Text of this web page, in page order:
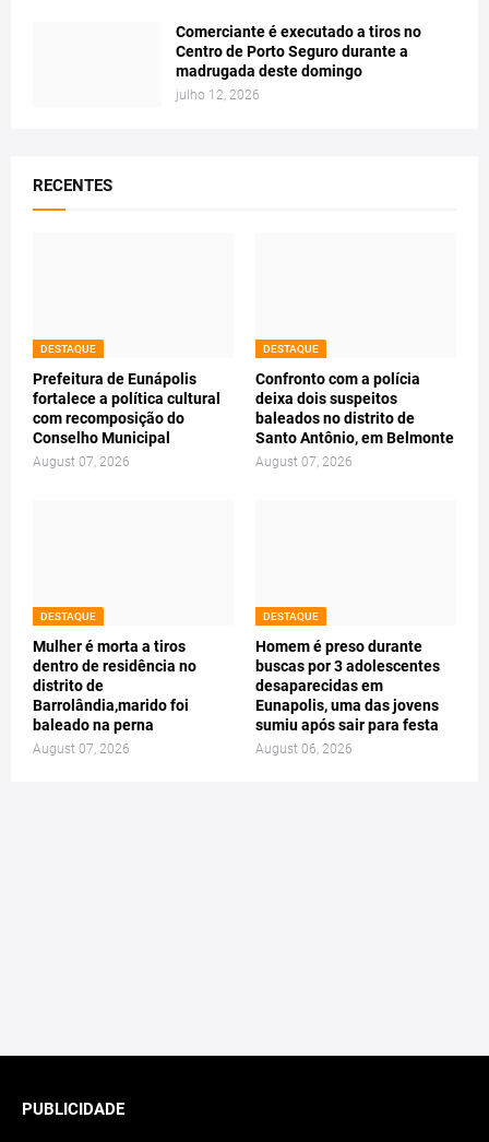
Comerciante é executado a tiros no
Centro de Porto Seguro durante a
madrugada deste domingo
julho 12, 2026
RECENTES
DESTAQUE
Prefeitura de Eunápolis
fortalece a política cultural
com recomposição do
Conselho Municipal
August 07, 2026
DESTAQUE
Confronto com a polícia
deixa dois suspeitos
baleados no distrito de
Santo Antônio, em Belmonte
August 07, 2026
DESTAQUE
Mulher é morta a tiros
dentro de residência no
distrito de
Barrolândia,marido foi
baleado na perna
August 07, 2026
DESTAQUE
Homem é preso durante
buscas por 3 adolescentes
desaparecidas em
Eunapolis, uma das jovens
sumiu após sair para festa
August 06, 2026
PUBLICIDADE